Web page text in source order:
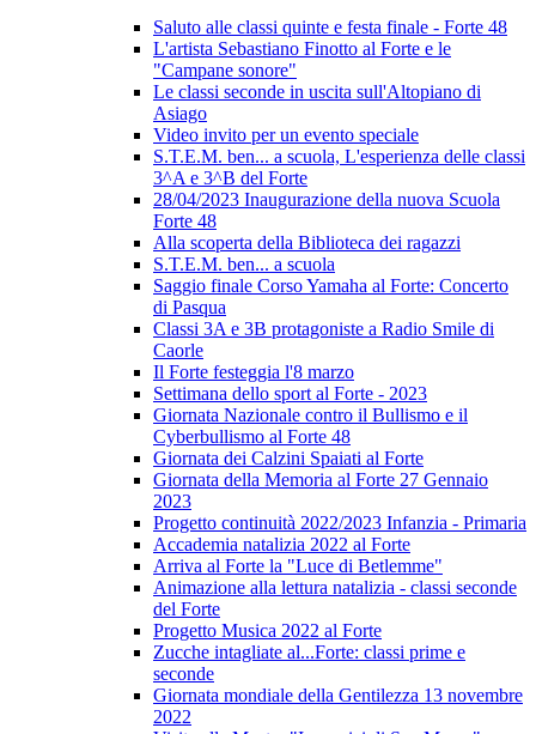
Saluto alle classi quinte e festa finale - Forte 48
L'artista Sebastiano Finotto al Forte e le
"Campane sonore"
Le classi seconde in uscita sull'Altopiano di
Asiago
Video invito per un evento speciale
S.T.E.M. ben... a scuola, L'esperienza delle classi
3^A e 3^B del Forte
28/04/2023 Inaugurazione della nuova Scuola
Forte 48
Alla scoperta della Biblioteca dei ragazzi
S.T.E.M. ben... a scuola
Saggio finale Corso Yamaha al Forte: Concerto
di Pasqua
Classi 3A e 3B protagoniste a Radio Smile di
Caorle
Il Forte festeggia l'8 marzo
Settimana dello sport al Forte - 2023
Giornata Nazionale contro il Bullismo e il
Cyberbullismo al Forte 48
Giornata dei Calzini Spaiati al Forte
Giornata della Memoria al Forte 27 Gennaio
2023
Progetto continuità 2022/2023 Infanzia - Primaria
Accademia natalizia 2022 al Forte
Arriva al Forte la "Luce di Betlemme"
Animazione alla lettura natalizia - classi seconde
del Forte
Progetto Musica 2022 al Forte
Zucche intagliate al...Forte: classi prime e
seconde
Giornata mondiale della Gentilezza 13 novembre
2022